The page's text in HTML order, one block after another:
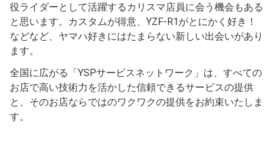
役ライダーとして活躍するカリスマ店員に会う機会もある
と思います。カスタムが得意、YZF-R1がとにかく好き！
などなど、ヤマハ好きにはたまらない新しい出会いがあり
ます。
全国に広がる「YSPサービスネットワーク」は、すべての
お店で高い技術力を活かした信頼できるサービスの提供
と、そのお店ならではのワクワクの提供をお約束いたしま
す。